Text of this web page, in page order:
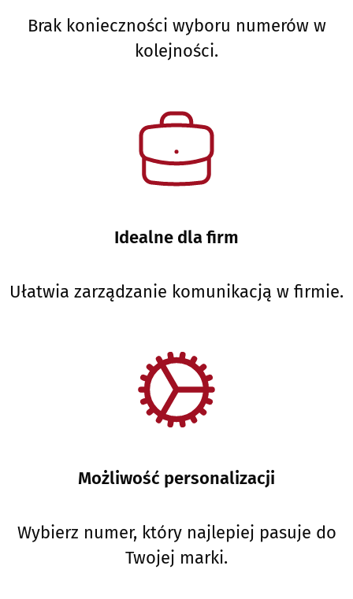
Brak konieczności wyboru numerów w
kolejności.
Idealne dla firm
Ułatwia zarządzanie komunikacją w firmie.
Możliwość personalizacji
Wybierz numer, który najlepiej pasuje do
Twojej marki.